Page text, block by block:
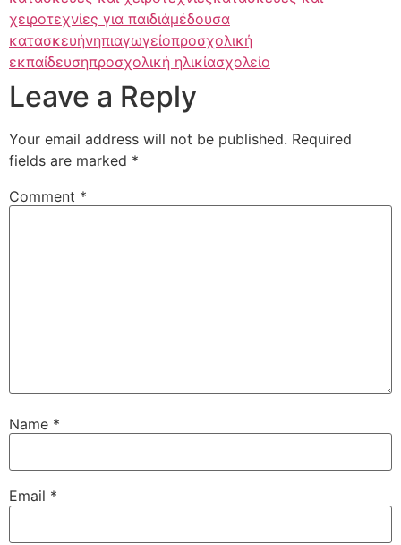
χειροτεχνίες για παιδιάμέδουσα
κατασκευήνηπιαγωγείοπροσχολική
εκπαίδευσηπροσχολική ηλικίασχολείο
Leave a Reply
Your email address will not be published. Required
fields are marked *
Comment *
Name *
Email *